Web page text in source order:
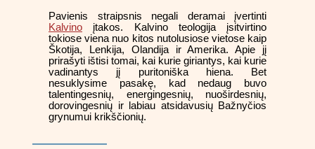
Pavienis straipsnis negali deramai įvertinti
Kalvino įtakos. Kalvino teologija įsitvirtino
tokiose viena nuo kitos nutolusiose vietose kaip
Škotija, Lenkija, Olandija ir Amerika. Apie jį
prirašyti ištisi tomai, kai kurie giriantys, kai kurie
vadinantys jį puritoniška hiena. Bet
nesuklysime pasakę, kad nedaug buvo
talentingesnių, energingesnių, nuoširdesnių,
dorovingesnių ir labiau atsidavusių Bažnyčios
grynumui krikščionių.